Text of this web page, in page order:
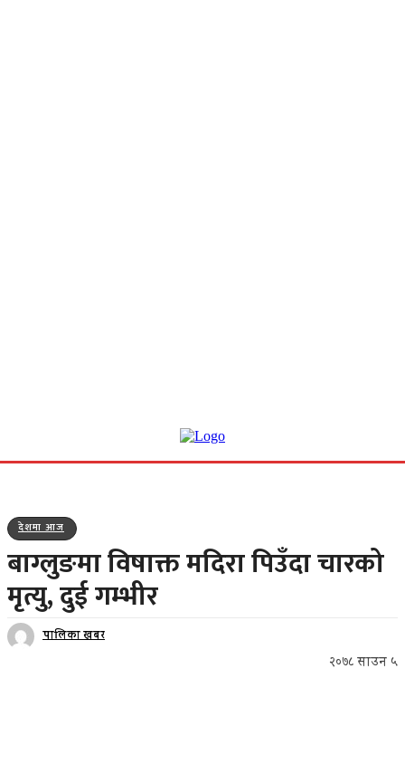
देशमा आज
बाग्लुङमा विषाक्त मदिरा पिउँदा चारको
मृत्यु, दुई गम्भीर
पालिका खबर
२०७८ साउन ५